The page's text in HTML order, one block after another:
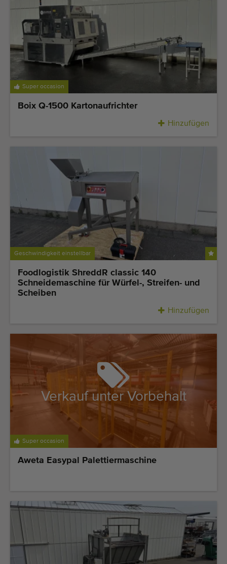
Qualitätsgeräte
Fachpersonal
Weltweite Lieferung
Seit 1977
Super occasion
Boix Q-1500 Kartonaufrichter
Hinzufügen
Geschwindigkeit einstellbar
Foodlogistik ShreddR classic 140
Schneidemaschine für Würfel-, Streifen- und
Scheiben
Hinzufügen
Super occasion
Verkauf unter Vorbehalt
Aweta Easypal Palettiermaschine